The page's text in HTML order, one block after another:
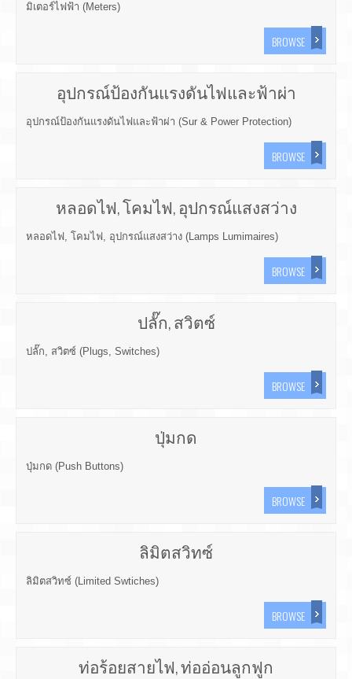
มิเตอร์ไฟฟ้า (Meters)
BROWSE
อุปกรณ์ป้องกันแรงดันไฟและฟ้าผ่า
อุปกรณ์ป้องกันแรงดันไฟและฟ้าผ่า (Sur & Power Protection)
BROWSE
หลอดไฟ, โคมไฟ, อุปกรณ์แสงสว่าง
หลอดไฟ, โคมไฟ, อุปกรณ์แสงสว่าง (Lamps Lumimaires)
BROWSE
ปลั๊ก, สวิตซ์
ปลั๊ก, สวิตซ์ (Plugs, Switches)
BROWSE
ปุ่มกด
ปุ่มกด (Push Buttons)
BROWSE
ลิมิตสวิทซ์
ลิมิตสวิทซ์ (Limited Swtiches)
BROWSE
ท่อร้อยสายไฟ, ท่ออ่อนลูกฟูก